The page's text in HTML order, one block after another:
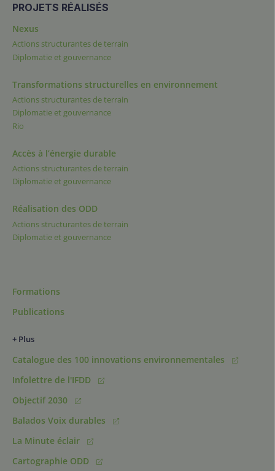
PROJETS RÉALISÉS
Nexus
Actions structurantes de terrain
Diplomatie et gouvernance
Transformations structurelles en environnement
Actions structurantes de terrain
Diplomatie et gouvernance
Rio
Accès à l’énergie durable
Actions structurantes de terrain
Diplomatie et gouvernance
Réalisation des ODD
Actions structurantes de terrain
Diplomatie et gouvernance
Formations
Publications
+ Plus
Catalogue des 100 innovations environnementales
Infolettre de l'IFDD
Objectif 2030
Balados Voix durables
La Minute éclair
Cartographie ODD